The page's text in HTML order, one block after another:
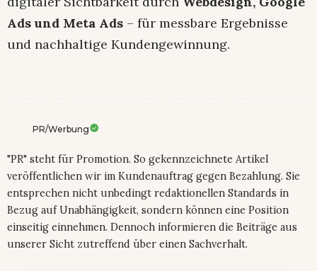
Ads und Meta Ads – für messbare Ergebnisse
und nachhaltige Kundengewinnung.
PR/Werbung
"PR" steht für Promotion. So gekennzeichnete Artikel
veröffentlichen wir im Kundenauftrag gegen Bezahlung. Sie
entsprechen nicht unbedingt redaktionellen Standards in
Bezug auf Unabhängigkeit, sondern können eine Position
einseitig einnehmen. Dennoch informieren die Beiträge aus
unserer Sicht zutreffend über einen Sachverhalt.